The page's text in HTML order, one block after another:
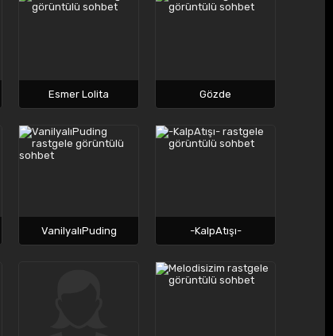
Esmer Lolita Gözde
VanilyalıPuding -KalpAtışı-